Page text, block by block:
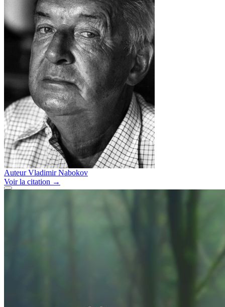
Auteur Vladimir Nabokov
Voirla citation →